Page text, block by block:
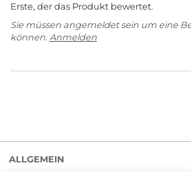
Erste, der das Produkt bewertet.
Sie müssen angemeldet sein um eine
können. Anmelden
ALLGEMEIN